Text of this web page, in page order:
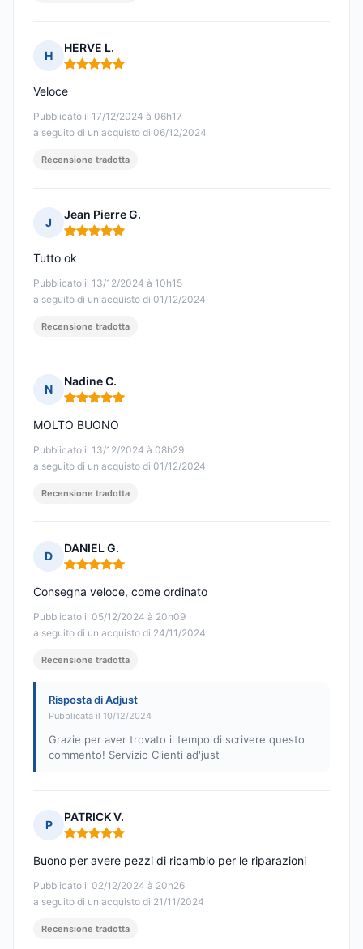
H
HERVE L.
Nota: 5 su 5
Pubblicato il 17/12/2024 à 06h17
a seguito di un acquisto di 06/12/2024
Veloce
Recensione tradotta
J
Jean Pierre G.
Nota: 5 su 5
Pubblicato il 13/12/2024 à 10h15
a seguito di un acquisto di 01/12/2024
Tutto ok
Recensione tradotta
N
Nadine C.
Nota: 5 su 5
Pubblicato il 13/12/2024 à 08h29
a seguito di un acquisto di 01/12/2024
MOLTO BUONO
Recensione tradotta
D
DANIEL G.
Nota: 5 su 5
Pubblicato il 05/12/2024 à 20h09
a seguito di un acquisto di 24/11/2024
Consegna veloce, come ordinato
Recensione tradotta
Risposta di Adjust
Pubblicata il 10/12/2024
Grazie per aver trovato il tempo di scrivere questo
commento! Servizio Clienti ad'just
P
PATRICK V.
Nota: 5 su 5
Pubblicato il 02/12/2024 à 20h26
a seguito di un acquisto di 21/11/2024
Buono per avere pezzi di ricambio per le riparazioni
Recensione tradotta